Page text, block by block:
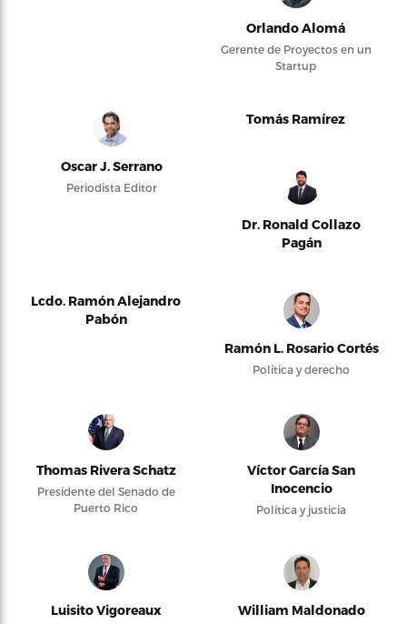
Orlando Alomá
Gerente de Proyectos en un
Startup
Oscar J. Serrano
Periodista Editor
Tomás Ramírez
Dr. Ronald Collazo
Pagán
Lcdo. Ramón Alejandro
Pabón
Ramón L. Rosario Cortés
Política y derecho
Thomas Rivera Schatz
Presidente del Senado de
Puerto Rico
Víctor García San
Inocencio
Política y justicia
Luisito Vigoreaux William Maldonado